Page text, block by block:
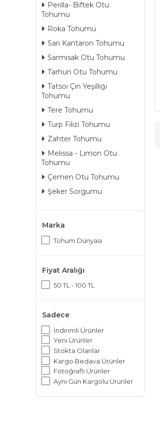
Perilla- Biftek Otu
Tohumu
Roka Tohumu
Sarı Kantaron Tohumu
Sarmısak Otu Tohumu
Tarhun Otu Tohumu
Tatsoi Çin Yeşilliği
Tohumu
Tere Tohumu
Turp Filizi Tohumu
Zahter Tohumu
Melissa - Limon Otu
Tohumu
Çemen Otu Tohumu
Şeker Sorgumu
Marka
Tohum Dünyası
Fiyat Aralığı
50 TL - 100 TL
Sadece
İndirimli Ürünler
Yeni Ürünler
Stokta Olanlar
Kargo Bedava Ürünler
Fotoğraflı Ürünler
Aynı Gün Kargolu Ürünler